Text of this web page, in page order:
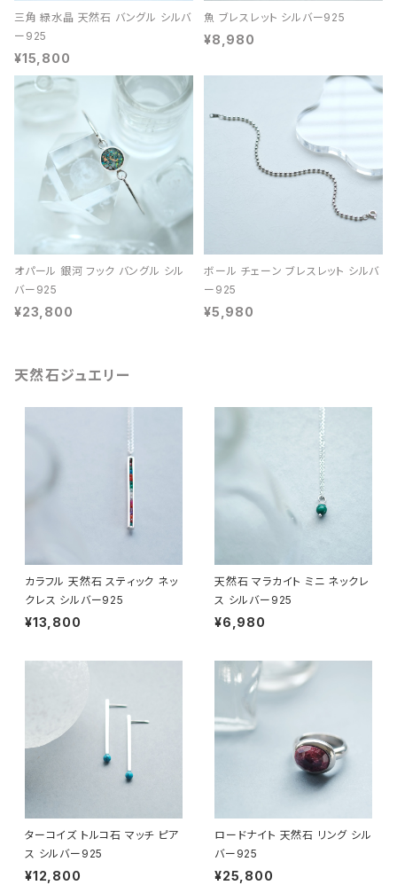
三角 緑水晶 天然石 バングル シルバ
ー925
¥15,800
魚 ブレスレット シルバー925
¥8,980
オパール 銀河 フック バングル シル
バー925
¥23,800
ボール チェーン ブレスレット シルバ
ー925
¥5,980
天然石ジュエリー
カラフル 天然石 スティック ネッ
クレス シルバー925
¥13,800
天然石 マラカイト ミニ ネックレ
ス シルバー925
¥6,980
ターコイズ トルコ石 マッチ ピア
ス シルバー925
¥12,800
ロードナイト 天然石 リング シル
バー925
¥25,800